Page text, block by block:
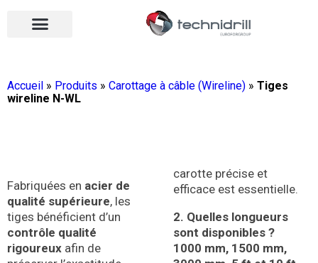
Accueil » Produits » Carottage à câble (Wireline) » Tiges
wireline N-WL
Fabriquées en acier de
qualité supérieure, les
tiges bénéficient d’un
contrôle qualité
rigoureux afin de
carotte précise et
efficace est essentielle.
2. Quelles longueurs
sont disponibles ?
1000 mm, 1500 mm,